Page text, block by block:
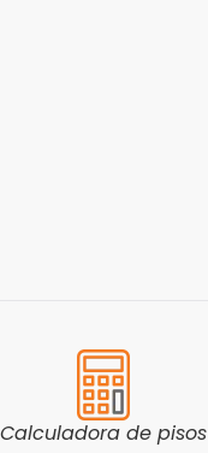
Calculadora de pisos